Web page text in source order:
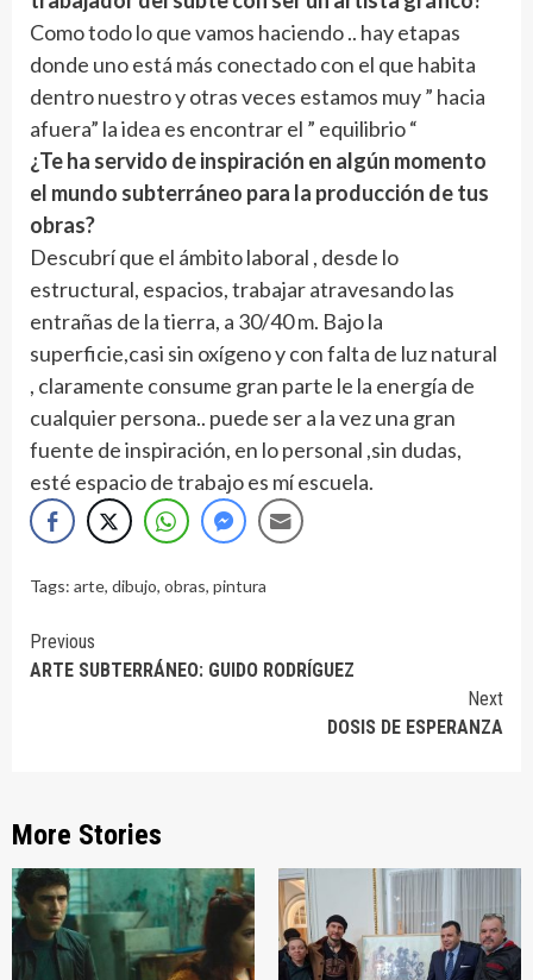
Como todo lo que vamos haciendo .. hay etapas
donde uno está más conectado con el que habita
dentro nuestro y otras veces estamos muy ” hacia
afuera” la idea es encontrar el ” equilibrio “
¿Te ha servido de inspiración en algún momento
el mundo subterráneo para la producción de tus
obras?
Descubrí que el ámbito laboral , desde lo
estructural, espacios, trabajar atravesando las
entrañas de la tierra, a 30/40 m. Bajo la
superficie,casi sin oxígeno y con falta de luz natural
, claramente consume gran parte le la energía de
cualquier persona.. puede ser a la vez una gran
fuente de inspiración, en lo personal ,sin dudas,
esté espacio de trabajo es mí escuela.
Tags: arte, dibujo, obras, pintura
Continue
Reading
Previous
ARTE SUBTERRÁNEO: GUIDO RODRÍGUEZ
Next
DOSIS DE ESPERANZA
More Stories